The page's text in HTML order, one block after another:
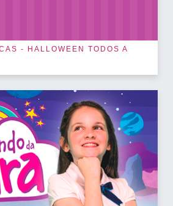
- HALLOWEEN TODOS A